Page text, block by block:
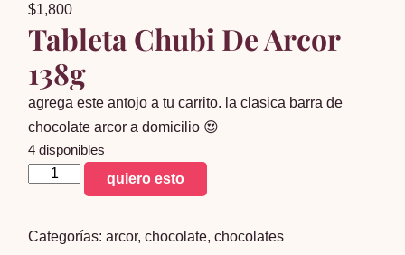
$1,800
Tableta Chubi De Arcor
138g
agrega este antojo a tu carrito. la clasica barra de
chocolate arcor a domicilio 😍
4 disponibles
Tableta
Arcor
quiero esto
Categorías:arcor,chocolate,chocolates